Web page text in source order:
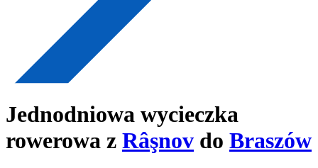
Jednodniowa wycieczka
rowerowa z Râşnov do Braszów